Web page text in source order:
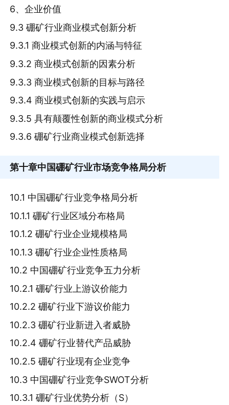
6、企业价值
9.3 硼矿行业商业模式创新分析
9.3.1 商业模式创新的内涵与特征
9.3.2 商业模式创新的因素分析
9.3.3 商业模式创新的目标与路径
9.3.4 商业模式创新的实践与启示
9.3.5 具有颠覆性创新的商业模式分析
9.3.6 硼矿行业商业模式创新选择
第十章中国硼矿行业市场竞争格局分析
10.1 中国硼矿行业竞争格局分析
10.1.1 硼矿行业区域分布格局
10.1.2 硼矿行业企业规模格局
10.1.3 硼矿行业企业性质格局
10.2 中国硼矿行业竞争五力分析
10.2.1 硼矿行业上游议价能力
10.2.2 硼矿行业下游议价能力
10.2.3 硼矿行业新进入者威胁
10.2.4 硼矿行业替代产品威胁
10.2.5 硼矿行业现有企业竞争
10.3 中国硼矿行业竞争SWOT分析
10.3.1 硼矿行业优势分析（S）